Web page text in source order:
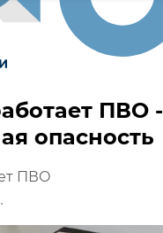
ПВО -
опасность
ПВО